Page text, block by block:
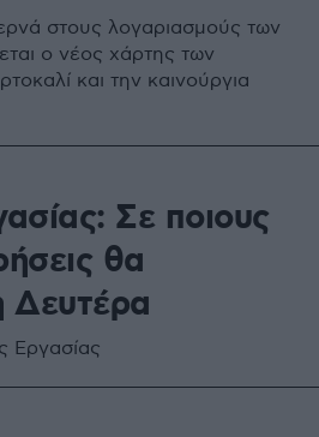
στους λογαριασμούς των
ο νέος χάρτης των
και την καινούργια
Σε ποιους
θα
Δευτέρα
Εργασίας